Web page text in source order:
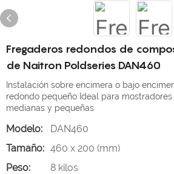
Fregaderos redondos de
de Naitron Poldseries DAN460
Instalación sobre encimera o bajo
redondo pequeño Ideal para
medianas y pequeñas
Modelo:
DAN460
Tamaño: 460 x 200 (mm)
Peso:
8 kilos